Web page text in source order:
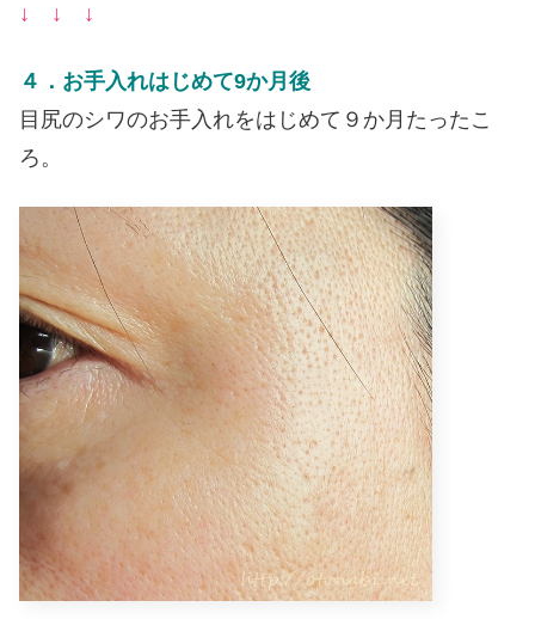
↓ ↓ ↓
４．お手入れはじめて9か月後
目尻のシワのお手入れをはじめて９か月たったこ
ろ。